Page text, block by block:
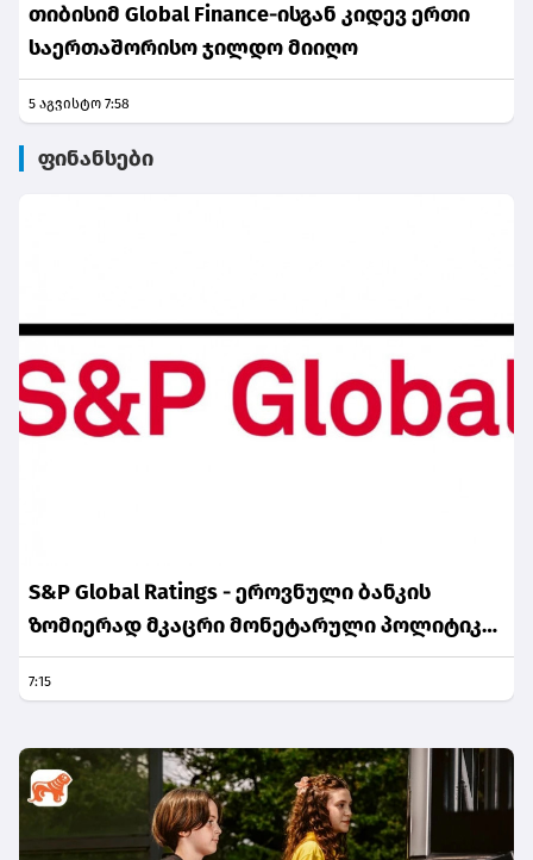
თიბისიმ Global Finance-ისგან კიდევ ერთი
საერთაშორისო ჯილდო მიიღო
5 აგვისტო 7:58
ფინანსები
S&P Global Ratings - ეროვნული ბანკის
ზომიერად მკაცრი მონეტარული პოლიტიკა
ინფლაციური მოლოდინების სათანადო
დონეზე შენარჩუნებას უწყობს ხელს
7:15